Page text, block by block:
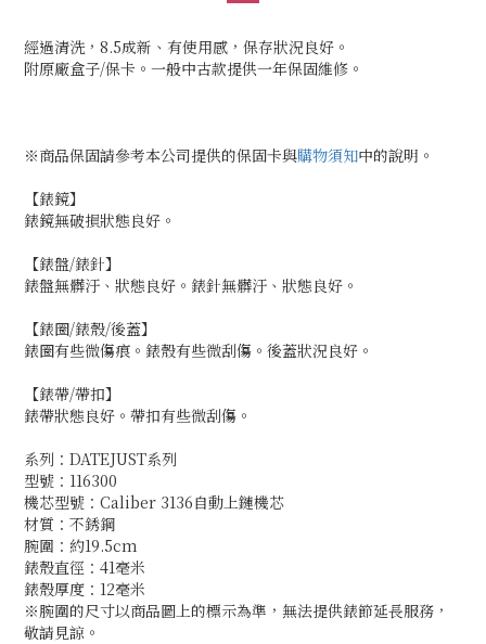
經過清洗，8.5成新、有使用感，保存狀況良好。
附原廠盒子/保卡。一般中古款提供一年保固維修。
※商品保固請參考本公司提供的保固卡與購物須知中的說明。
【錶鏡】
錶鏡無破損狀態良好。
【錶盤/錶針】
錶盤無髒汙、狀態良好。錶針無髒汙、狀態良好。
【錶圈/錶殼/後蓋】
錶圈有些微傷痕。錶殼有些微刮傷。後蓋狀況良好。
【錶帶/帶扣】
錶帶狀態良好。帶扣有些微刮傷。
系列：DATEJUST系列
型號：116300
機芯型號：Caliber 3136自動上鏈機芯
材質：不銹鋼
腕圍：約19.5cm
錶殼直徑：41毫米
錶殼厚度：12毫米
※腕圍的尺寸以商品圖上的標示為準，無法提供錶節延長服務，
敬請見諒。